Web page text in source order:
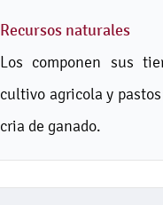
Recursos naturales
Los componen sus
cultivo agricola y
cria de ganado.